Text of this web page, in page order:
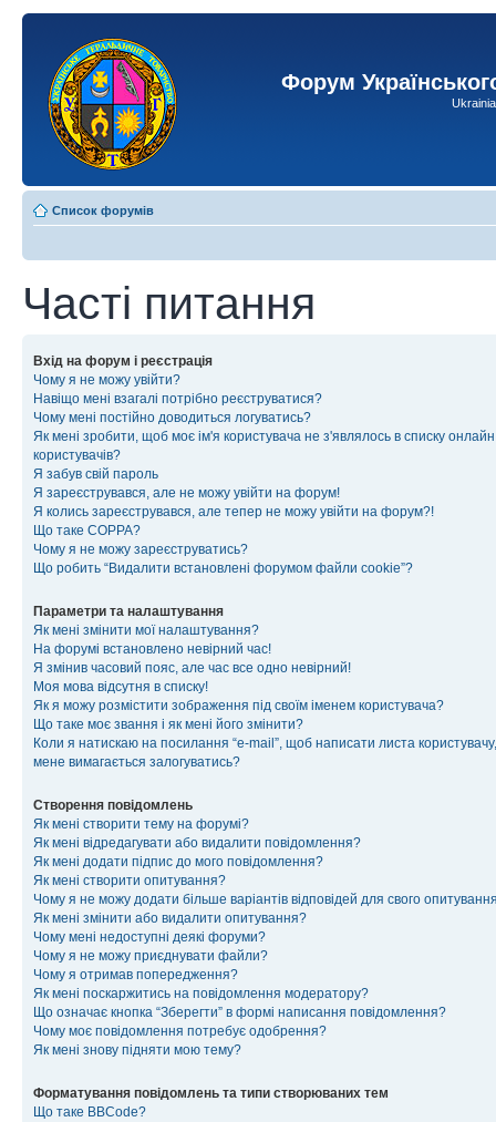
Форум
Список форумів
Часті питання
Вхід на форум і реєстрація
Чому я не можу увійти?
Навіщо мені взагалі потрібно реєструватися?
Чому мені постійно доводиться логуватись?
Як мені зробити, щоб моє ім'я користувача не з'являлось в списку онлайн
користувачів?
Я забув свій пароль
Я зареєструвався, але не можу увійти на форум!
Я колись зареєструвався, але тепер не можу увійти на форум?!
Що таке COPPA?
Чому я не можу зареєструватись?
Що робить “Видалити встановлені форумом файли cookie”?
Параметри та налаштування
Як мені змінити мої налаштування?
На форумі встановлено невірний час!
Я змінив часовий пояс, але час все одно невірний!
Моя мова відсутня в списку!
Як я можу розмістити зображення під своїм іменем користувача?
Що таке моє звання і як мені його змінити?
Коли я натискаю на посилання “e-mail”, щоб написати листа користувачу,
мене вимагається залогуватись?
Створення повідомлень
Як мені створити тему на форумі?
Як мені відредагувати або видалити повідомлення?
Як мені додати підпис до мого повідомлення?
Як мені створити опитування?
Чому я не можу додати більше варіантів відповідей для свого
Як мені змінити або видалити опитування?
Чому мені недоступні деякі форуми?
Чому я не можу приєднувати файли?
Чому я отримав попередження?
Як мені поскаржитись на повідомлення модератору?
Що означає кнопка “Зберегти” в формі написання повідомлення?
Чому моє повідомлення потребує одобрення?
Як мені знову підняти мою тему?
Форматування повідомлень та типи створюваних тем
Що таке BBCode?